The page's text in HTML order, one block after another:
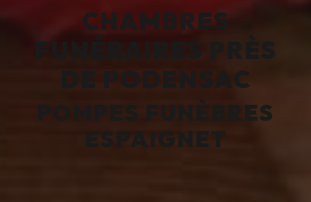
CHAMBRES
FUNÉRAIRES PRÈS
DE PODENSAC
POMPES FUNÈBRES
ESPAIGNET